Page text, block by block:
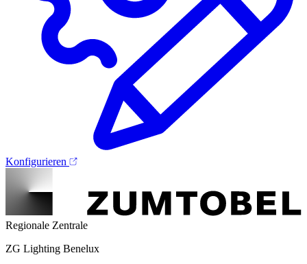
Konfigurieren
Regionale Zentrale
ZG Lighting Benelux